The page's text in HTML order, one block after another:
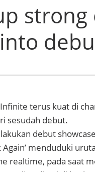
terus kuat di
sesudah debut.
debut
Again’ menduduki
realtime, pada saat